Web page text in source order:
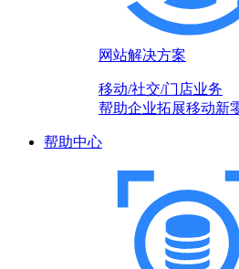
网站解决方案
移动/社交/门店业务
帮助企业拓展移动新
帮助中心